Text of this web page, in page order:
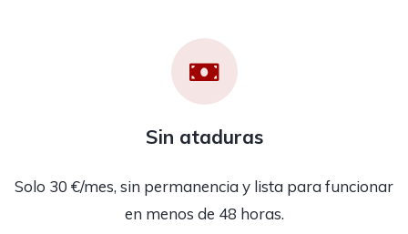
Sin ataduras
Solo 30 €/mes, sin permanencia y lista para funcionar
en menos de 48 horas.